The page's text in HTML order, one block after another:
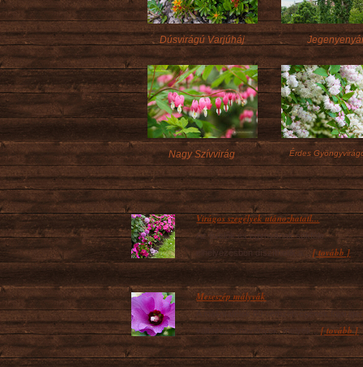
Dúsvirágú Varjúháj
Nagy Szívvirág Érdes
Virágos szegélyek utánozhatatl...
Az évelők és egynyáriak sokféle
elhelyezésben díszíthetik a...[ tovább ]
Meseszép mályvák
A mályvafélék 80 nemzetségének fajai
változatos növények, melyek...[ tovább ]